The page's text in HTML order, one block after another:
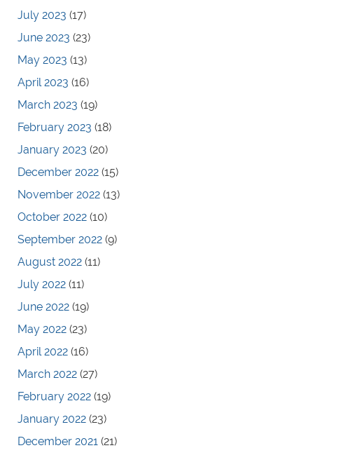
July 2023 (17)
June 2023 (23)
May 2023 (13)
April 2023 (16)
March 2023 (19)
February 2023 (18)
January 2023 (20)
December 2022 (15)
November 2022 (13)
October 2022 (10)
September 2022 (9)
August 2022 (11)
July 2022 (11)
June 2022 (19)
May 2022 (23)
April 2022 (16)
March 2022 (27)
February 2022 (19)
January 2022 (23)
December 2021 (21)